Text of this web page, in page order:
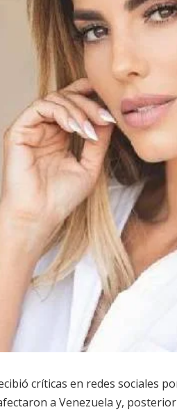
críticas en redes sociales
a Venezuela y,